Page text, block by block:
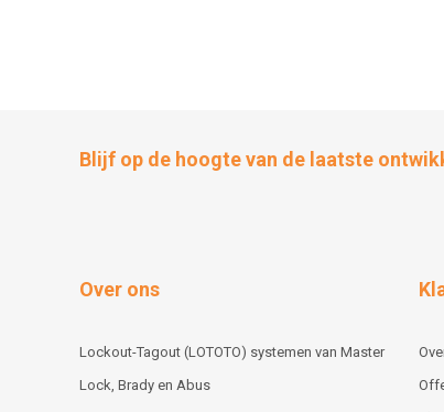
Blijf op de hoogte van de laatste
Over ons
Lockout-Tagout (LOTOTO) systemen van Master
Lock, Brady en Abus